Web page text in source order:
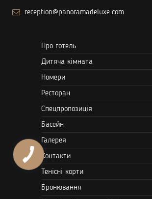
reception@panoramadeluxe.com
Про готель
Дитяча кімната
Номери
Ресторан
Спецпропозиція
Басейн
Галерея
Контакти
Тенісні корти
Бронювання